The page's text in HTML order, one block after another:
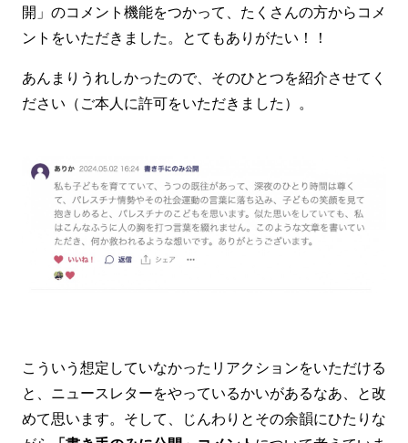
開」のコメント機能をつかって、たくさんの方からコメ
ントをいただきました。とてもありがたい！！
あんまりうれしかったので、そのひとつを紹介させてく
ださい（ご本人に許可をいただきました）。
こういう想定していなかったリアクションをいただける
と、ニュースレターをやっているかいがあるなあ、と改
めて思います。そして、じんわりとその余韻にひたりな